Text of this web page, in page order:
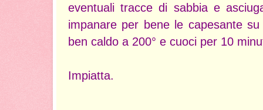
eventuali tracce di sabbia e
impanare per bene le capesante
ben caldo a 200° e cuoci per 10
Impiatta.